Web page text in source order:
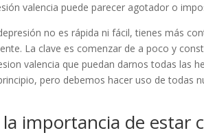
valencia puede parecer agotador o
no es rápida ni fácil, tienes más
La clave es comenzar de a poco y
valencia que puedan darnos todas las
pero debemos hacer uso de todas
la importancia de estar